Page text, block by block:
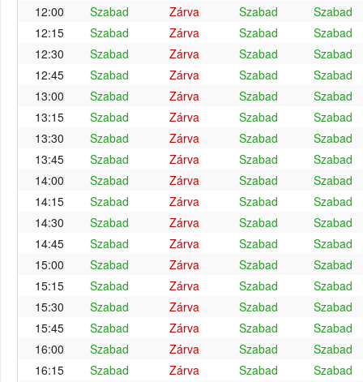
12:00
Szabad Zárva Szabad
Szabad
12:15
Szabad Zárva Szabad
Szabad
12:30
Szabad Zárva Szabad
Szabad
12:45
Szabad Zárva Szabad
Szabad
13:00
Szabad Zárva Szabad
Szabad
13:15
Szabad Zárva Szabad
Szabad
13:30
Szabad Zárva Szabad
Szabad
13:45
Szabad Zárva Szabad
Szabad
14:00
Szabad Zárva Szabad
Szabad
14:15
Szabad Zárva Szabad
Szabad
14:30
Szabad Zárva Szabad
Szabad
14:45
Szabad Zárva Szabad
Szabad
15:00
Szabad Zárva Szabad
Szabad
15:15
Szabad Zárva Szabad
Szabad
15:30
Szabad Zárva Szabad
Szabad
15:45
Szabad Zárva Szabad
Szabad
16:00
Szabad Zárva Szabad
Szabad
16:15
Szabad Zárva Szabad Szabad